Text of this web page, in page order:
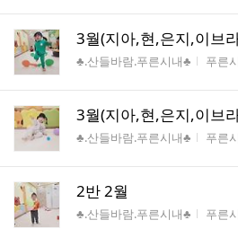
3월(지아,현,은지,이브
게시판명
♣.산들바람.푸른시내♣ 작성자
푸른
3월(지아,현,은지,이브
게시판명
♣.산들바람.푸른시내♣ 작성자
푸른
2반 2월
게시판명
♣.산들바람.푸른시내♣ 작성자
푸른